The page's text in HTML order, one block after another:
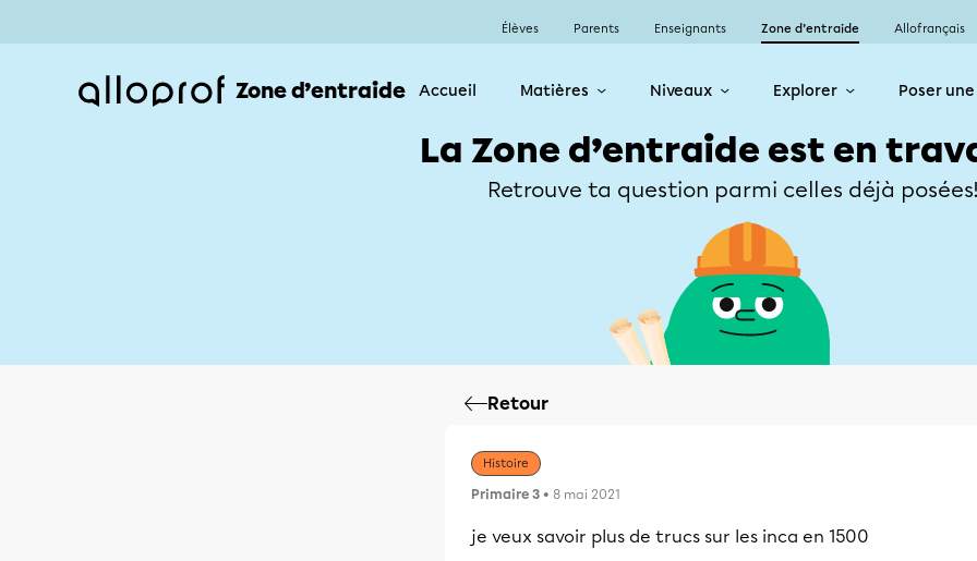
Élèves Parents Enseignants Zone d’entraide Allofrançais
Zone d’entraide Accueil Matières Niveaux Explorer Poser
La Zone d’entraide est en
Retrouve ta question parmi celles déjà
Retour
Histoire
Primaire 3 • 8 mai 2021
je veux savoir plus de trucs sur les inca en 1500